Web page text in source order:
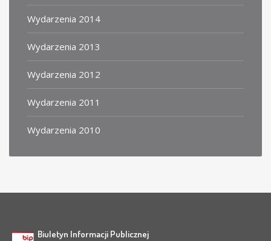
Wydarzenia 2014
Wydarzenia 2013
Wydarzenia 2012
Wydarzenia 2011
Wydarzenia 2010
Biuletyn Informacji Publicznej